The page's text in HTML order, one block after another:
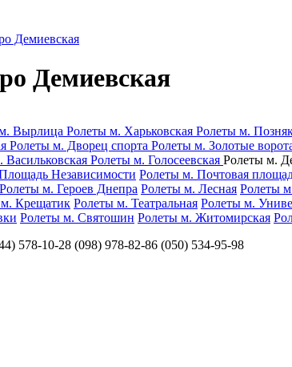
Демиевская
Демиевская
Вырлица Ролеты м. Харьковская Ролеты м.
Ролеты м. Дворец спорта Ролеты м. Золотые
Васильковская Ролеты м. Голосеевская Ролеты м.
Независимости Ролеты м. Почтовая
Ролеты м. Героев Днепра Ролеты м. Лесная Ролеты
Крещатик Ролеты м. Театральная Ролеты м.
Ролеты м. Святошин Ролеты м. Житомирская
28 (098) 978-82-86 (050) 534-95-98